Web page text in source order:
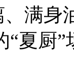
满身
“夏厨